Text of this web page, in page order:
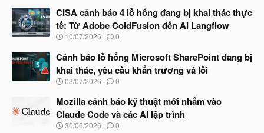
đ
ầ
u
à
b
ắ
đ
ầ
u
CISA cảnh báo 4 lỗ hổng đang bị khai thác thực
tế: Từ Adobe ColdFusion đến AI Langflow
N
à
y
b
ắ
đ
ầ
u
10/07/2026 0
Cảnh báo lỗ hổng Microsoft SharePoint đang bị
khai thác, yêu cầu khẩn trương vá lỗi
N
à
b
ắ
03/07/2026 0
Mozilla cảnh báo kỹ thuật mới nhắm vào
Claude Code và các AI lập trình
N
30/06/2026 0